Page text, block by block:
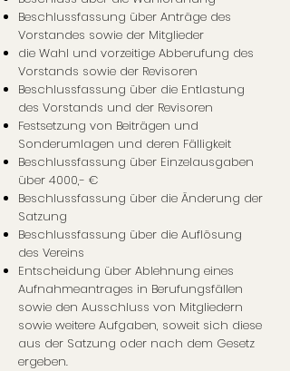
Beschlussfassung über Anträge des
Vorstandes sowie der Mitglieder
die Wahl und vorzeitige Abberufung des
Vorstands sowie der Revisoren
Beschlussfassung über die Entlastung
des Vorstands und der Revisoren
Festsetzung von Beiträgen und
Sonderumlagen und deren Fälligkeit
Beschlussfassung über Einzelausgaben
über 4000,- €
Beschlussfassung über die Änderung der
Satzung
Beschlussfassung über die Auflösung
des Vereins
Entscheidung über Ablehnung eines
Aufnahmeantrages in Berufungsfällen
sowie den Ausschluss von Mitgliedern
sowie weitere Aufgaben, soweit sich diese
aus der Satzung oder nach dem Gesetz
ergeben.